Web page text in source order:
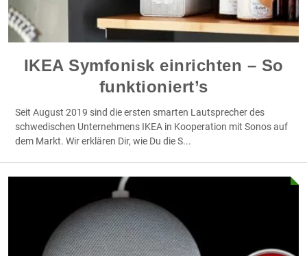
IKEA Symfonisk einrichten – So
funktioniert’s
Seit August 2019 sind die ersten smarten Lautsprecher des
schwedischen Unternehmens IKEA in Kooperation mit Sonos auf
dem Markt. Wir erklären Dir, wie Du die S...